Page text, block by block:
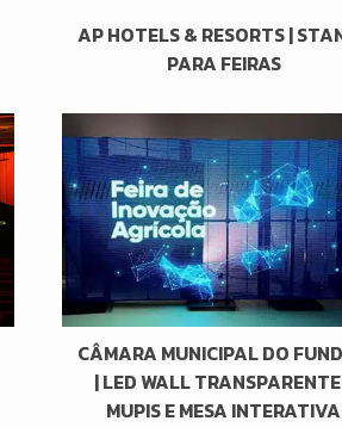
AP HOTELS & RESORTS |
PARA FEIRAS
CÂMARA MUNICIPAL DO
| LED WALL
MUPIS E MESA INTERATIVA